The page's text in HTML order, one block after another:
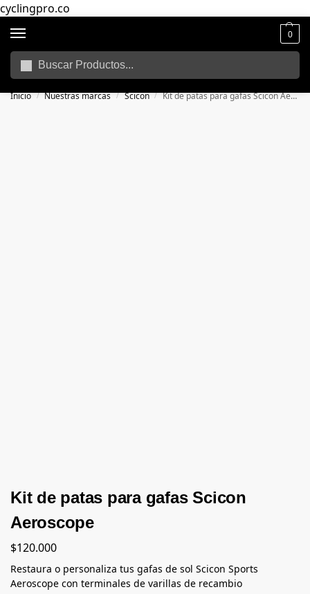
cyclingpro.co
0
🚴‍ Envío gratuito a todo Colombia por compras superiores a $250.000
Inicio / Nuestras marcas / Scicon / Kit de patas para gafas Scicon Aeroscope
Kit de patas para gafas Scicon
Aeroscope
$120.000
Restaura o personaliza tus gafas de sol Scicon Sports
Aeroscope con terminales de varillas de recambio